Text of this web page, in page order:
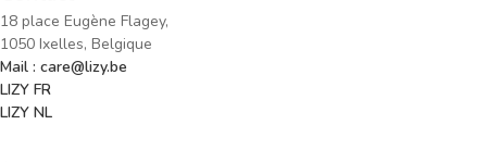
18 place Eugène Flagey,
1050 Ixelles, Belgique
Mail : care@lizy.be
LIZY FR
LIZY NL